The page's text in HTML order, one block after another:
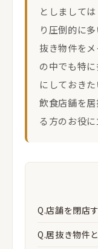
としまして
り圧倒的に
抜き物件を
の中でも特
にしておき
飲食店舗を
る方のお役に
Q.店舗を閉店
Q.居抜き物件